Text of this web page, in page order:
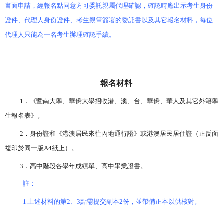
書面申請，經報名點同意方可委託親屬代理確認，確認時應出示考生身份
證件、代理人身份證件、考生親筆簽署的委託書以及其它報名材料，每位
代理人只能為一名考生辦理確認手續。
報名材料
1 ．《暨南大學、華僑大學招收港、澳、台、華僑、華人及其它外籍學
生報名表》。
2 ．身份證和《港澳居民來往內地通行證》或港澳居民居住證（正反面
複印於同一版A4紙上）。
3 ．高中階段各學年成績單、高中畢業證書。
註：
1.上述材料的第2、3點需提交副本2份，並帶備正本以供核對。